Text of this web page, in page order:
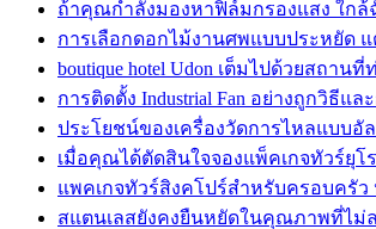
ถ้าคุณกำลังมองหาฟิล์มกรองแสง ใกล้
การเลือกดอกไม้งานศพแบบประหยัด
boutique hotel Udon เต็มไปด้วยสถานที่
การติดตั้ง Industrial Fan อย่างถูกวิธีแ
ประโยชน์ของเครื่องวัดการไหลแบบอั
เมื่อคุณได้ตัดสินใจจองแพ็คเกจทัวร์ยุโ
แพคเกจทัวร์สิงคโปร์สำหรับครอบครัว
สแตนเลสยังคงยืนหยัดในคุณภาพที่ไม่